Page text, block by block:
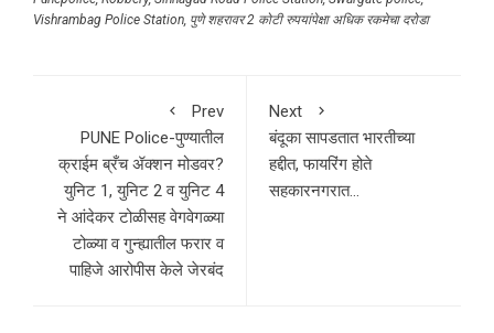
Vishrambag Police Station, पुणे शहरावर 2 कोटी रुपयांपेक्षा अधिक रकमेचा दरोडा
Prev
PUNE Police-पुण्यातील
क्राईम ब्रँच ॲक्शन मोडवर?
युनिट 1, युनिट 2 व युनिट 4
ने आंदेकर टोळीसह वेगवेगळ्या
टोळ्या व गुन्ह्यातील फरार व
पाहिजे आरोपीस केले जेरबंद
Next
बंदूका सापडतात भारतीच्या
हद्दीत, फायरिंग होते
सहकारनगरात…